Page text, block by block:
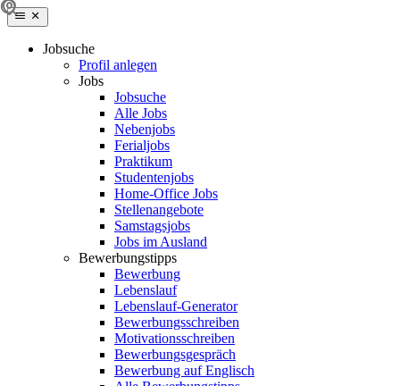
Jobsuche
Profil anlegen
Jobs
Jobsuche
Alle Jobs
Nebenjobs
Ferialjobs
Praktikum
Studentenjobs
Home-Office Jobs
Stellenangebote
Samstagsjobs
Jobs im Ausland
Bewerbungstipps
Bewerbung
Lebenslauf
Lebenslauf-Generator
Bewerbungsschreiben
Motivationsschreiben
Bewerbungsgespräch
Bewerbung auf Englisch